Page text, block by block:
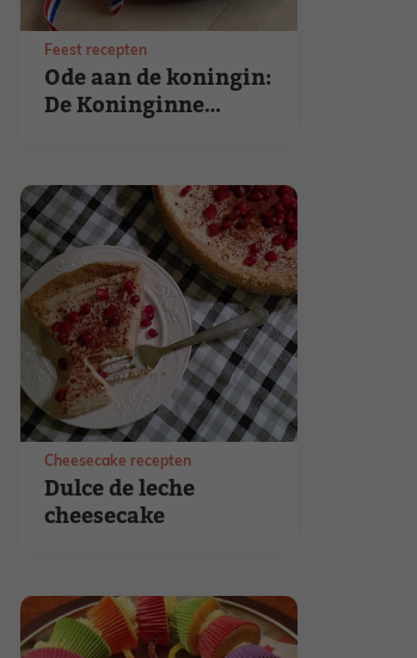
Ode aan de koningin:
De Koninginne
Feest recepten
Dulce de leche
cheesecake
Cheesecake recepten